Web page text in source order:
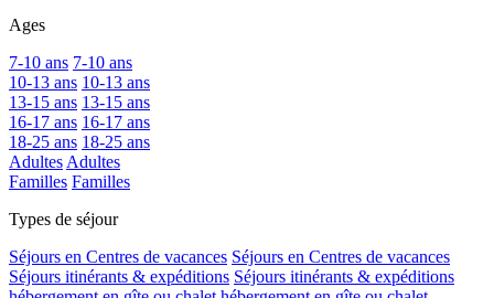
Ages
7-10 ans 7-10 ans
10-13 ans 10-13 ans
13-15 ans 13-15 ans
16-17 ans 16-17 ans
18-25 ans 18-25 ans
AdultesAdultes
Familles Familles
Types de séjour
Séjours en Centres de vacances Séjours en Centres de vacances
Séjours itinérants & expéditions Séjours itinérants & expéditions